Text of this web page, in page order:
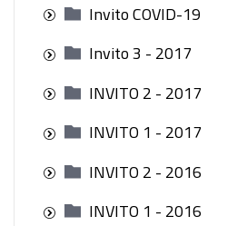
Invito COVID-19
Invito 3 - 2017
INVITO 2 - 2017
INVITO 1 - 2017
INVITO 2 - 2016
INVITO 1 - 2016